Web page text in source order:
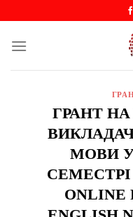
content
ГРАНТ
МОВИ
СЕМЕСТРІ
ONLINE